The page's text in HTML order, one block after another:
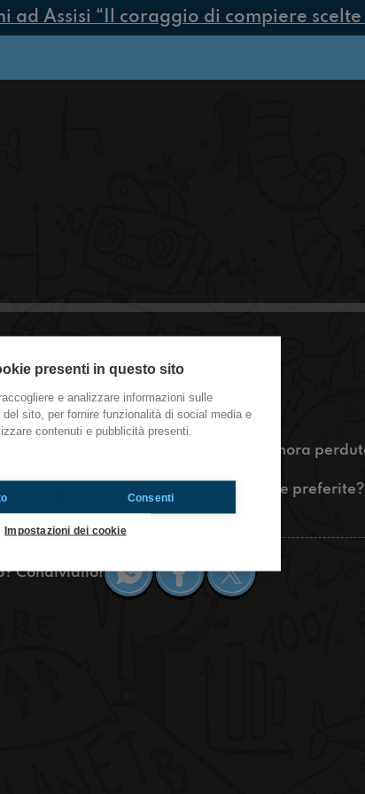
ad Assisi “Il coraggio di compiere scelte
vs more: ma le castane?
ragazza del tram: un ragazzo si innamora
del tram sarà bionda o mora? Voi quale preferite?
Condividilo!
presenti in questo sito
e analizzare informazioni sulle
sito, per fornire funzionalità di social media e
contenuti e pubblicità presenti.
Consenti
Impostazioni dei cookie